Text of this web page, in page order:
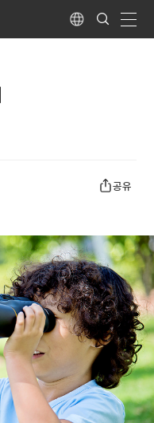
Language
Search
Submit
공유